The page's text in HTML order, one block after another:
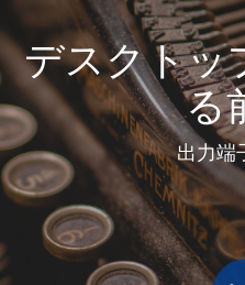
デスクトッ
る
出力端